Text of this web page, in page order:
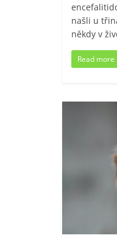
našli u
někdy v
Read more